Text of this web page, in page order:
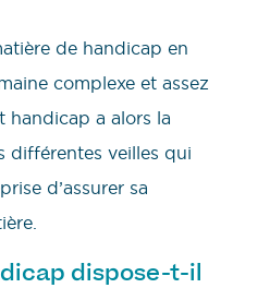
de handicap en
complexe et assez
handicap a alors la
différentes veilles qui
d’assurer sa
dispose-t-il